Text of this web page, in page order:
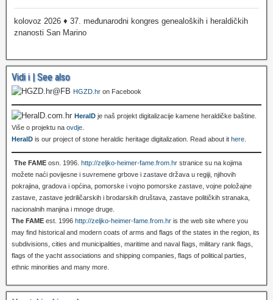
kolovoz 2026 ♦ 37. međunarodni kongres genealoških i heraldičkih
znanosti San Marino
Vidi i | See also
HGZD.hr on Facebook
HeralD je naš projekt digitalizacije kamene heraldičke baštine.
Više o projektu na ovdje
HeralD is our project of stone heraldic heritage digitalization. Read about it here
The FAME osn. 1996. http://zeljko-heimer-fame.from.hr stranice su na kojima
možete naći povijesne i suvremene grbove i zastave država u regiji, njihovih
pokrajina, gradova i općina, pomorske i vojno pomorske zastave, vojne položajne
zastave, zastave jedriličarskih i brodarskih društava, zastave političkih stranaka,
nacionalnih manjina i mnoge druge.
The FAME est. 1996 http://zeljko-heimer-fame.from.hr is the web site where you
may find historical and modern coats of arms and flags of the states in the region, its
subdivisions, cities and municipalities, maritime and naval flags, military rank flags,
flags of the yacht associations and shipping companies, flags of political parties,
ethnic minorities and many more.